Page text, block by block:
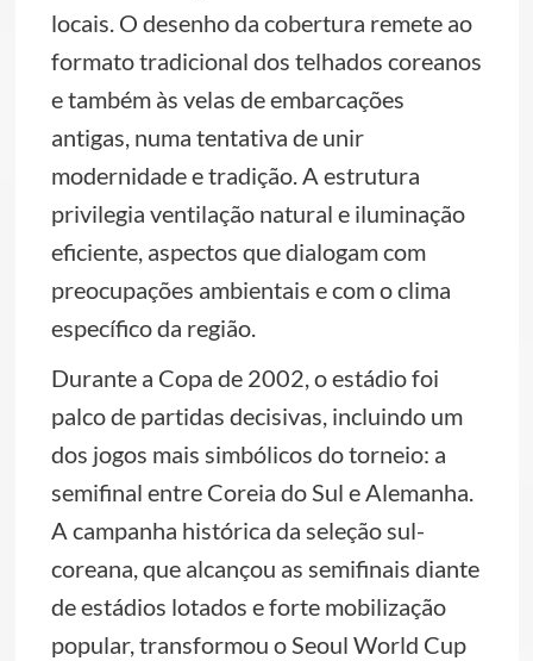
locais. O desenho da cobertura remete ao
formato tradicional dos telhados coreanos
e também às velas de embarcações
antigas, numa tentativa de unir
modernidade e tradição. A estrutura
privilegia ventilação natural e iluminação
eficiente, aspectos que dialogam com
preocupações ambientais e com o clima
específico da região.
Durante a Copa de 2002, o estádio foi
palco de partidas decisivas, incluindo um
dos jogos mais simbólicos do torneio: a
semifinal entre Coreia do Sul e Alemanha.
A campanha histórica da seleção sul-
coreana, que alcançou as semifinais diante
de estádios lotados e forte mobilização
popular, transformou o Seoul World Cup